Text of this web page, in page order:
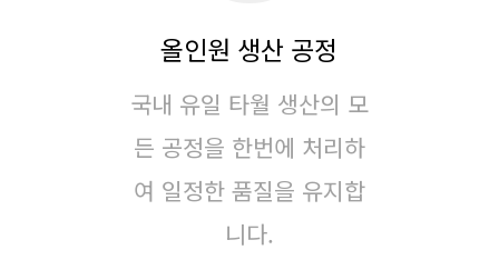
올인원 생산 공정
국내 유일 타월 생산의 모
든 공정을 한번에 처리하
여 일정한 품질을 유지합
니다.